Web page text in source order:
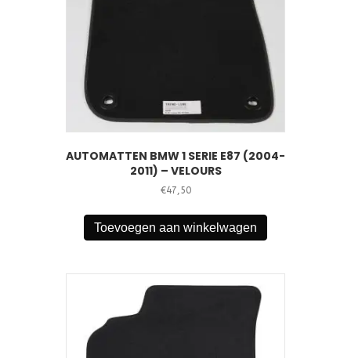
AUTOMATTEN BMW 1 SERIE E87 (2004-
2011) – VELOURS
€47,50
Toevoegen aan winkelwagen